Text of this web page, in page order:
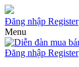
Đăng nhập Register
Menu
Đăng nhập Register